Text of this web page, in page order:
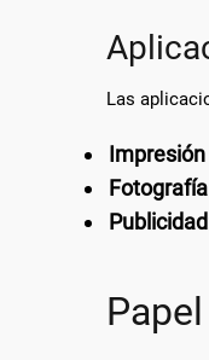
Las
Publicidad